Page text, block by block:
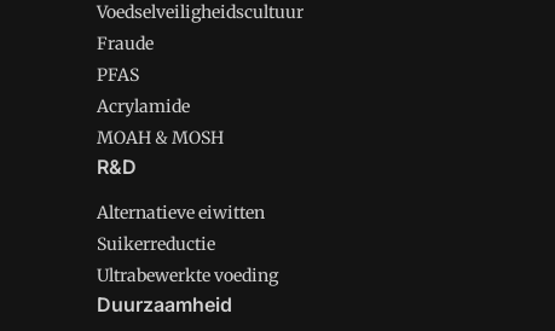
Voedselveiligheidscultuur
Fraude
PFAS
Acrylamide
MOAH & MOSH
R&D
Alternatieve eiwitten
Suikerreductie
Ultrabewerkte voeding
Duurzaamheid